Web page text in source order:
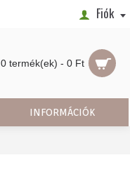
Fiók
0 termék(ek) - 0 Ft
INFORMÁCIÓK